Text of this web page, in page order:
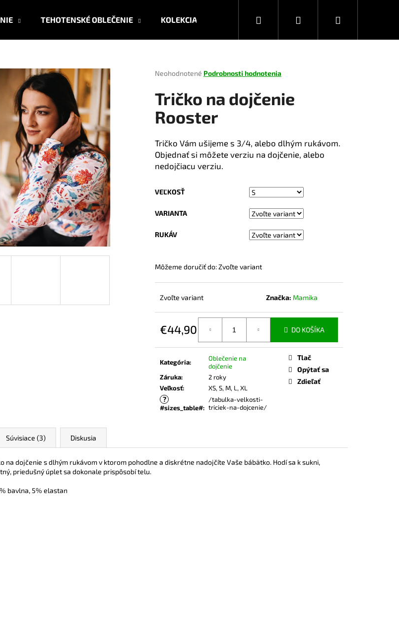
TEHOTENSKÉ OBLEČENIE KOLEKCIA JESEŇ/ZIMA 2026 KOLEKCIA JAR/LETO 2025
Hľadať PrihlásenieNákupný
Priemerné
produktu
0,0
z
hviezdičiek.
Neohodnotené Podrobnosti hodnotenia
Tričko na dojčenie
Rooster
Tričko Vám ušijeme s 3/4, alebo dlhým rukávom.
Objednať si môžete verziu na dojčenie, alebo
nedojčiacu verziu.
VEĽKOSŤ
VARIANTA
RUKÁV
Môžeme doručiť do:Zvoľte variant
Zvoľte variant Značka: Mamika
€44,90
cena:
DO KOŠÍKA
Kategória:
Oblečenie na
dojčenie
Záruka:
2 roky
Veľkosť: XS, S, M, L, XL
?
#sizes_table#:
/tabulka-velkosti-
triciek-na-dojcenie/
Tlač
Opýtať sa
Zdieľať
Súvisiace (3) Diskusia
na dojčenie s dlhým rukávom v ktorom pohodlne a diskrétne nadojčíte Vaše bábätko. Hodí sa k sukni,
priedušný úplet sa dokonale prispôsobí telu.
bavlna, 5% elastan
nájsť?
HĽADAŤ
Odporúčame
Nasledujúce
A TEHOTENSKÝ